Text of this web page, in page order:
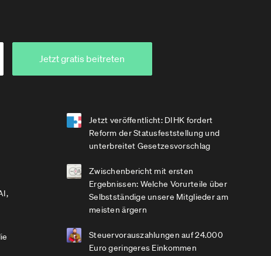
Jetzt gratis beitreten
Jetzt veröffentlicht: DIHK fordert
Reform der Statusfeststellung und
unterbreitet Gesetzesvorschlag
Zwischenbericht mit ersten
Ergebnissen: Welche Vorurteile über
Selbstständige unsere Mitglieder am
meisten ärgern
Steuervorauszahlungen auf 24.000
Euro geringeres Einkommen